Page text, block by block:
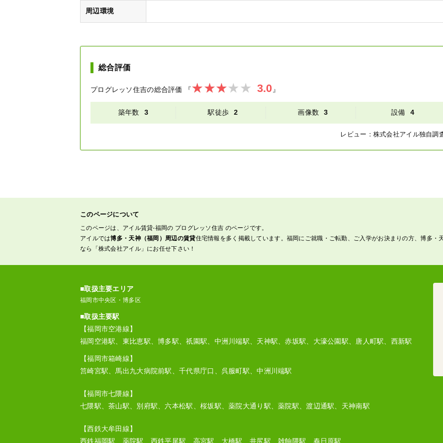
周辺環境
総合評価
プログレッソ住吉の総合評価 『 3.0』
築年数 3 駅徒歩 2 画像数 3 設備 4
レビュー： 株式会社アイル独自調
このページについて
このページは、アイル賃貸-福岡の プログレッソ住吉 のページです。
アイルでは博多・天神（福岡）周辺の賃貸住宅情報を多く掲載しています。福岡にご就職・ご転勤、ご入学がお決まりの方、博多
なら「株式会社アイル」にお任せ下さい！
■取扱主要エリア
福岡市中央区・博多区
■取扱主要駅
【福岡市空港線】
福岡空港駅、東比恵駅、博多駅、祇園駅、中洲川端駅、天神駅、赤坂駅、大濠公園駅、唐人町駅、西新駅
【福岡市箱崎線】
筥崎宮駅、馬出九大病院前駅、千代県庁口、呉服町駅、中洲川端駅
【福岡市七隈線】
七隈駅、茶山駅、別府駅、六本松駅、桜坂駅、薬院大通り駅、薬院駅、渡辺通駅、天神南駅
【西鉄大牟田線】
西鉄福岡駅、薬院駅、西鉄平尾駅、高宮駅、大橋駅、井尻駅、雑餉隈駅、春日原駅